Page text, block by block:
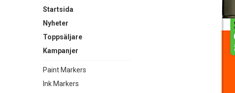
Startsida
Nyheter
Toppsäljare
Kampanjer
Paint Markers
Ink Markers